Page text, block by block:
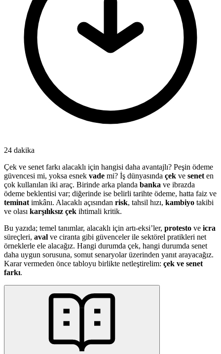
24 dakika
Çek ve senet farkı alacaklı için hangisi daha avantajlı? Peşin ödeme
güvencesi mi, yoksa esnek vade mi? İş dünyasında çek ve senet en
çok kullanılan iki araç. Birinde arka planda banka ve ibrazda
ödeme beklentisi var; diğerinde ise belirli tarihte ödeme, hatta faiz ve
teminat imkânı. Alacaklı açısından risk, tahsil hızı, kambiyo takibi
ve olası karşılıksız çek ihtimali kritik.
Bu yazıda; temel tanımlar, alacaklı için artı-eksi’ler, protesto ve icra
süreçleri, aval ve ciranta gibi güvenceler ile sektörel pratikleri net
örneklerle ele alacağız. Hangi durumda çek, hangi durumda senet
daha uygun sorusuna, somut senaryolar üzerinden yanıt arayacağız.
Karar vermeden önce tabloyu birlikte netleştirelim: çek ve senet
farkı.